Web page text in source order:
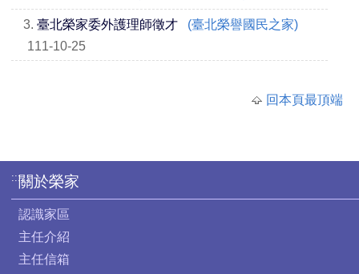
3. 臺北榮家委外護理師徵才
(臺北榮譽國民之家)
111-10-25
回本頁最頂端
:::關於榮家
認識家區
主任介紹
主任信箱